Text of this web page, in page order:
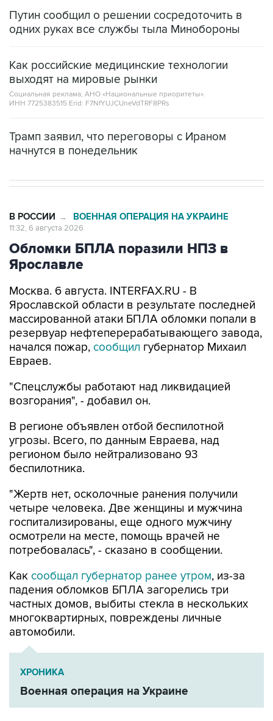
Путин сообщил о решении сосредоточить в
одних руках все службы тыла Минобороны
Как российские медицинские технологии
выходят на мировые рынки
Социальная реклама, АНО «Национальные приоритеты».
ИНН 7725383515 Erid: F7NfYUJCUneVdTRF8PRs
Трамп заявил, что переговоры с Ираном
начнутся в понедельник
В РОССИИ → ВОЕННАЯ ОПЕРАЦИЯ НА УКРАИНЕ
11:32, 6 августа 2026
Обломки БПЛА поразили НПЗ в
Ярославле
Москва. 6 августа. INTERFAX.RU - В
Ярославской области в результате последней
массированной атаки БПЛА обломки попали в
резервуар нефтеперерабатывающего завода,
начался пожар, сообщил губернатор Михаил
Евраев.
"Спецслужбы работают над ликвидацией
возгорания", - добавил он.
В регионе объявлен отбой беспилотной
угрозы. Всего, по данным Евраева, над
регионом было нейтрализовано 93
беспилотника.
"Жертв нет, осколочные ранения получили
четыре человека. Две женщины и мужчина
госпитализированы, еще одного мужчину
осмотрели на месте, помощь врачей не
потребовалась", - сказано в сообщении.
Как сообщал губернатор ранее утром, из-за
падения обломков БПЛА загорелись три
частных домов, выбиты стекла в нескольких
многоквартирных, повреждены личные
автомобили.
ХРОНИКА
Военная операция на Украине